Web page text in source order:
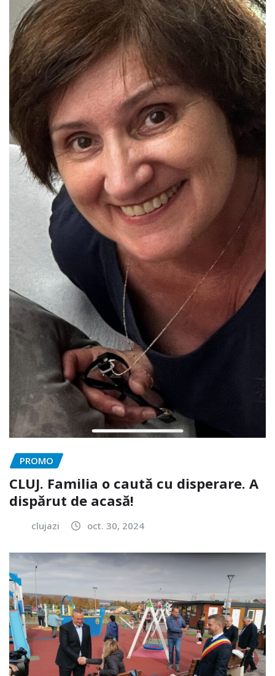
PROMO
CLUJ. Familia o caută cu disperare. A
dispărut de acasă!
clujazi oct. 30, 2024